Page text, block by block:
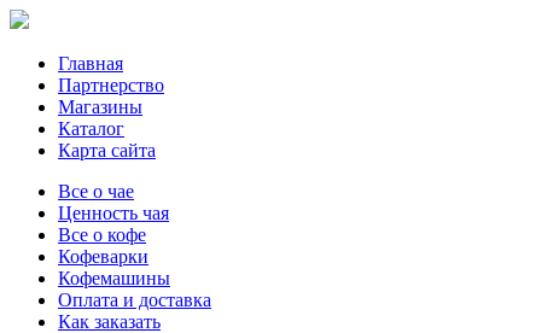
Главная
Партнерство
Магазины
Каталог
Карта сайта
Все о чае
Ценность чая
Все о кофе
Кофеварки
Кофемашины
Оплата и доставка
Как заказать